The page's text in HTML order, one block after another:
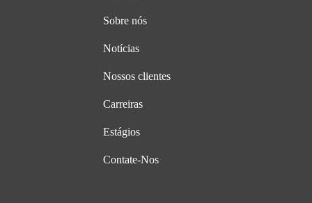
Sobre nós
Notícias
Nossos clientes
Carreiras
Estágios
Contate-Nos